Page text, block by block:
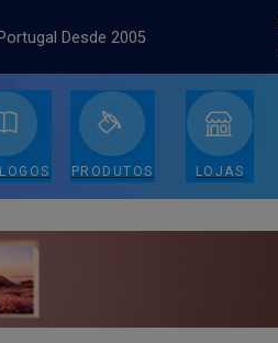
Desde 2005
PRODUTOS LOJAS